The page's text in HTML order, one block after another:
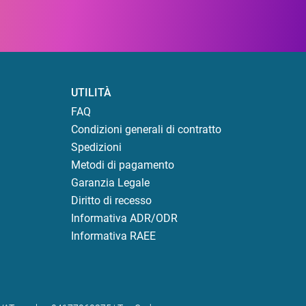
UTILITÀ
FAQ
Condizioni generali di contratto
Spedizioni
Metodi di pagamento
Garanzia Legale
Diritto di recesso
Informativa ADR/ODR
Informativa RAEE